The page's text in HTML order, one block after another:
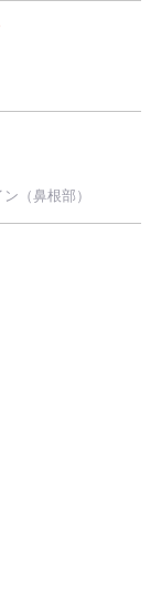
（鼻根部）